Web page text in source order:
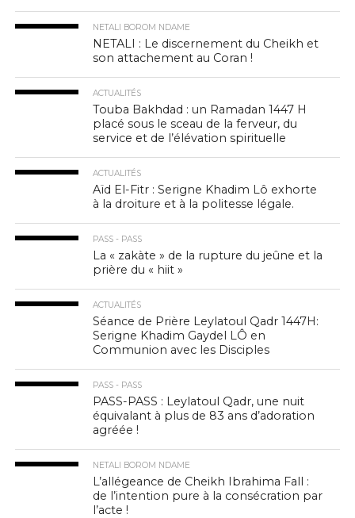
NETALI BOROM NDAME
NETALI : Le discernement du Cheikh et
son attachement au Coran !
ACTUALITÉS
Touba Bakhdad : un Ramadan 1447 H
placé sous le sceau de la ferveur, du
service et de l’élévation spirituelle
ACTUALITÉS
Aïd El-Fitr : Serigne Khadim Lô exhorte
à la droiture et à la politesse légale.
PASS - PASS
La « zakàte » de la rupture du jeûne et la
prière du « hiit »
ACTUALITÉS
Séance de Prière Leylatoul Qadr 1447H:
Serigne Khadim Gaydel LÔ en
Communion avec les Disciples
PASS - PASS
PASS-PASS : Leylatoul Qadr, une nuit
équivalant à plus de 83 ans d’adoration
agréée !
NETALI BOROM NDAME
L’allégeance de Cheikh Ibrahima Fall :
de l’intention pure à la consécration par
l’acte !